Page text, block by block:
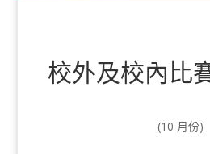
校外及校內比
(10 月份)